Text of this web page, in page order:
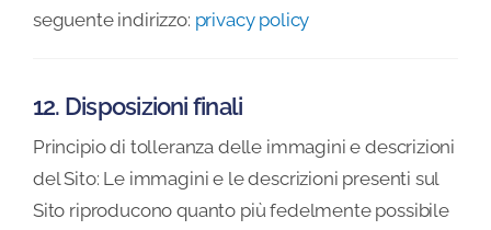
seguente indirizzo: privacy policy
12. Disposizioni finali
Principio di tolleranza delle immagini e descrizioni
del Sito: Le immagini e le descrizioni presenti sul
Sito riproducono quanto più fedelmente possibile